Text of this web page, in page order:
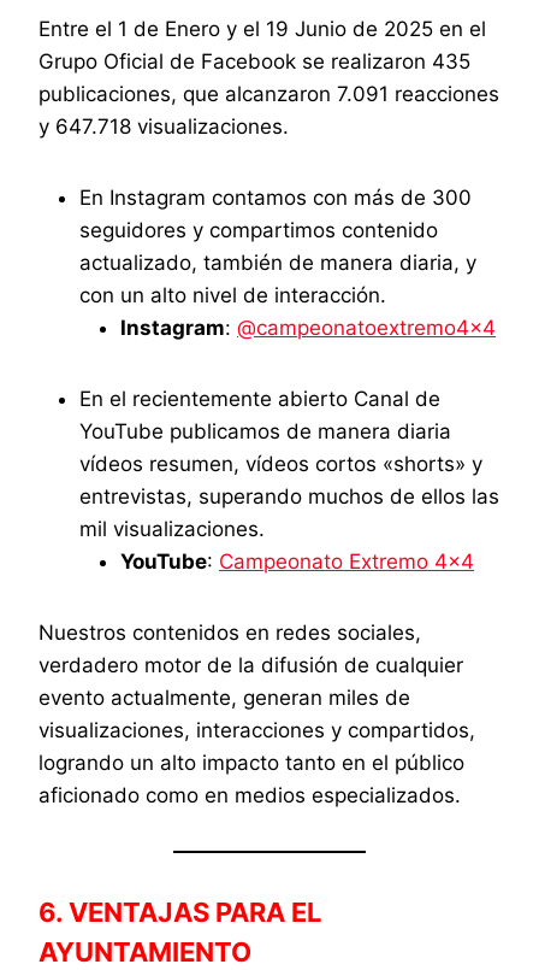
Entre el 1 de Enero y el 19 Junio de 2025 en el
Grupo Oficial de Facebook se realizaron 435
publicaciones, que alcanzaron 7.091 reacciones
y 647.718 visualizaciones.
En Instagram contamos con más de 300
seguidores y compartimos contenido
actualizado, también de manera diaria, y
con un alto nivel de interacción.
Instagram: @campeonatoextremo4x4
En el recientemente abierto Canal de
YouTube publicamos de manera diaria
vídeos resumen, vídeos cortos «shorts» y
entrevistas, superando muchos de ellos las
mil visualizaciones.
YouTube: Campeonato Extremo 4×4
Nuestros contenidos en redes sociales,
verdadero motor de la difusión de cualquier
evento actualmente, generan miles de
visualizaciones, interacciones y compartidos,
logrando un alto impacto tanto en el público
aficionado como en medios especializados.
6. VENTAJAS PARA EL
AYUNTAMIENTO